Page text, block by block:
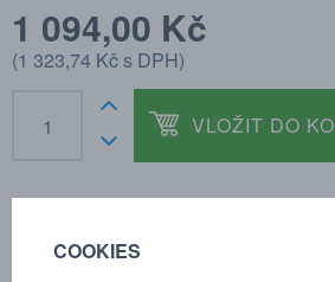
1 094,00 Kč
(1 323,74 Kčs DPH)
VLOŽIT DO
TECHNICKÉ ÚDAJE
COOKIES